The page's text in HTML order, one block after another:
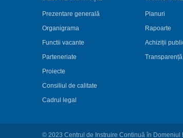
Prezentare generală
Organigrama
Functii vacante
Parteneriate
Proiecte
Consiliul de calitate
Cadrul legal
Planuri
Rapoarte
Achiziții
© 2023 Centrul de Instruire Continuă în Domeniul